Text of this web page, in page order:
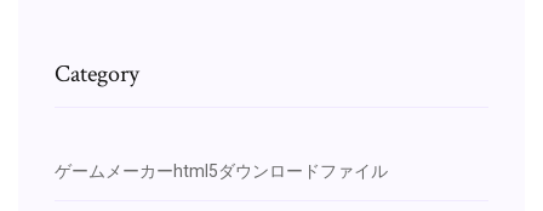
Category
ゲームメーカーhtml5ダウンロードファイル